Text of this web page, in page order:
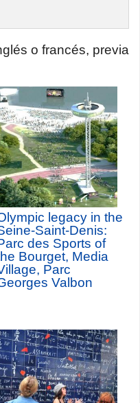
o francés, previa
legacy in the
Saint-Denis:
des Sports of
Bourget, Media
Parc
Valbon